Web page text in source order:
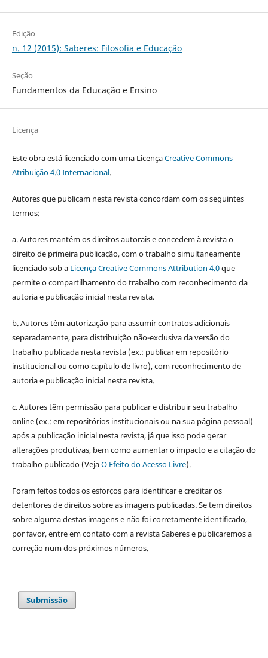
Edição
n. 12 (2015): Saberes: Filosofia e Educação
Seção
Fundamentos da Educação e Ensino
Licença
Este obra está licenciado com uma LicençaCreative Commons
Atribuição 4.0 Internacional.
Autores que publicam nesta revista concordam com os seguintes
termos:
a. Autores mantém os direitos autorais e concedem à revista o
direito de primeira publicação, com o trabalho simultaneamente
licenciado sob a Licença Creative Commons Attribution 4.0que
permite o compartilhamento do trabalho com reconhecimento da
autoria e publicação inicial nesta revista.
b. Autores têm autorização para assumir contratos adicionais
separadamente, para distribuição não-exclusiva da versão do
trabalho publicada nesta revista (ex.: publicar em repositório
institucional ou como capítulo de livro), com reconhecimento de
autoria e publicação inicial nesta revista.
c. Autores têm permissão para publicar e distribuir seu trabalho
online (ex.: em repositórios institucionais ou na sua página pessoal)
após a publicação inicial nesta revista, já que isso pode gerar
alterações produtivas, bem como aumentar o impacto e a citação do
trabalho publicado (VejaO Efeito do Acesso Livre).
Foram feitos todos os esforços para identificar e creditar os
detentores de direitos sobre as imagens publicadas. Se tem direitos
sobre alguma destas imagens e não foi corretamente identificado,
por favor, entre em contato com a revista Saberes e publicaremos a
correção num dos próximos números.
Submissão